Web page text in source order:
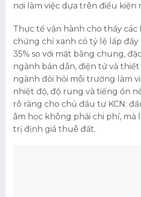
nơi làm việc dựa trên điều kiện
Thực tế vận hành cho thấy các
chứng chỉ xanh có tỷ lệ lấp đầy
35% so với mặt bằng chung,
ngành bán dẫn, điện tử và
ngành đòi hỏi môi trường làm
nhiệt độ, độ rung và tiếng ồn
rõ ràng cho chủ đầu tư KCN:
âm học không phải chi phí, mà
trị định giá thuê đất.